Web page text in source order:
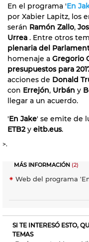
En el programa 'En
por Xabier Lapitz, los
serán Ramón Zallo,
Urrea . Entre otros
plenaria del
homenaje a Gregorio
presupuestos para
acciones de Donald
con Errejón, Urbán y
llegar a un acuerdo.
'En Jake' se emite de
ETB2y eitb.eus.
>.
MÁS INFORMACIÓN (2)
Web del programa
SI TE INTERESÓ ESTO,
TEMAS